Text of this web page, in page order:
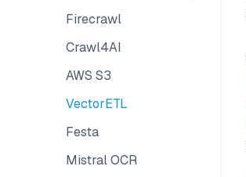
Firecrawl
Crawl4AI
AWS S3
VectorETL
Festa
Mistral OCR